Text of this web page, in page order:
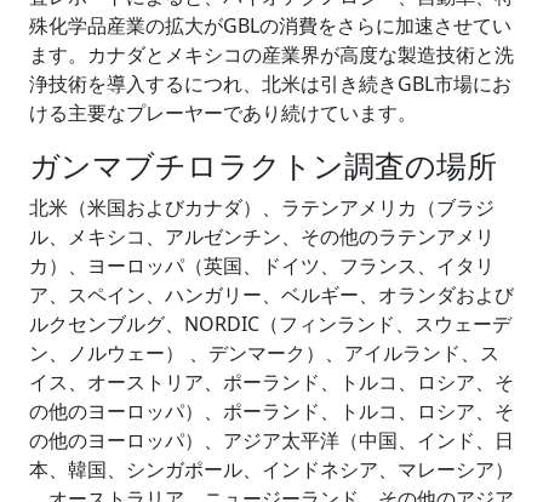
殊化学品産業の拡大がGBLの消費をさらに加速させてい
ます。カナダとメキシコの産業界が高度な製造技術と洗
浄技術を導入するにつれ、北米は引き続きGBL市場にお
ける主要なプレーヤーであり続けています。
ガンマブチロラクトン調査の場所
北米（米国およびカナダ）、ラテンアメリカ（ブラジ
ル、メキシコ、アルゼンチン、その他のラテンアメリ
カ）、ヨーロッパ（英国、ドイツ、フランス、イタリ
ア、スペイン、ハンガリー、ベルギー、オランダおよび
ルクセンブルグ、NORDIC（フィンランド、スウェーデ
ン、ノルウェー） 、デンマーク）、アイルランド、ス
イス、オーストリア、ポーランド、トルコ、ロシア、そ
の他のヨーロッパ）、ポーランド、トルコ、ロシア、そ
の他のヨーロッパ）、アジア太平洋（中国、インド、日
本、韓国、シンガポール、インドネシア、マレーシア）